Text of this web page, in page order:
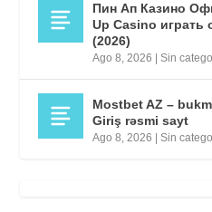
Пин Ап Казино
Up Casino играть
(2026)
Ago 8, 2026 |Sin
Mostbet AZ –
Giriş rəsmi sayt
Ago 8, 2026 |Sin